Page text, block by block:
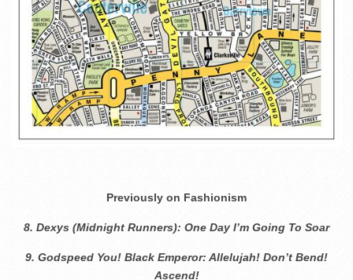
Previously on Fashionism
8. Dexys (Midnight Runners): One Day I’m Going To Soar
9. Godspeed You! Black Emperor: Allelujah! Don’t Bend!
Ascend!